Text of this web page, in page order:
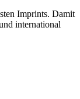
Imprints. Damit
international